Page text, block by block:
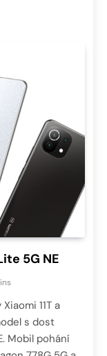
5G NE
11T a
s dost
Mobil pohání